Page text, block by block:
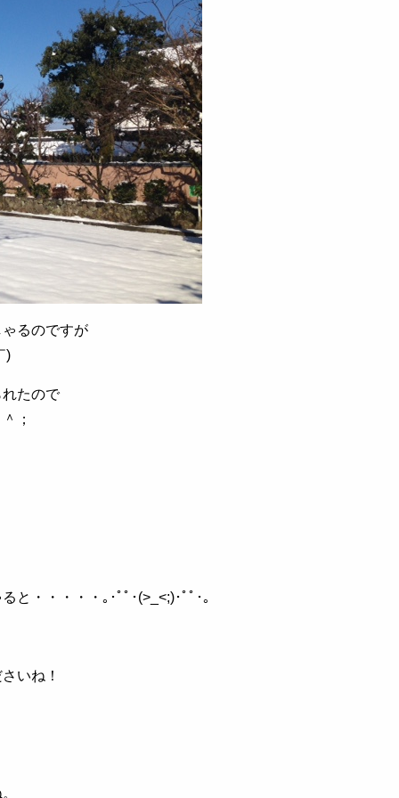
るのですが
)
れたので
；
と・・・・・｡･ﾟﾟ･(>_<;)･ﾟﾟ･｡
いね！